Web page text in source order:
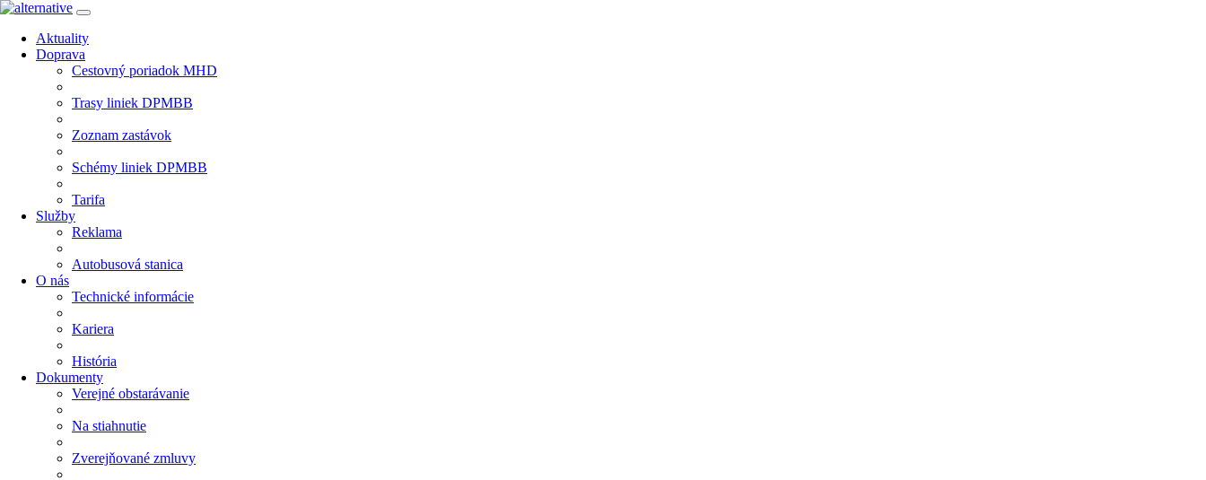
Aktuality
Doprava
Cestovný poriadok MHD
Trasy liniek DPMBB
Zoznam zastávok
Schémy liniek DPMBB
Tarifa
Služby
Reklama
Autobusová stanica
O nás
Technické informácie
Kariera
História
Dokumenty
Verejné obstarávanie
Na stiahnutie
Zverejňované zmluvy